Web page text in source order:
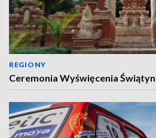
REGIONY
Ceremonia Wyświęcenia